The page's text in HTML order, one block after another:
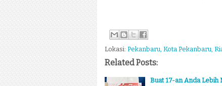
Lokasi: Pekanbaru, Kota Pekanbaru,
Related Posts:
Buat 17-an Anda